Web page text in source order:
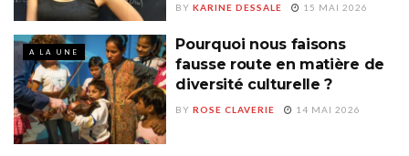
BY KARINE DESSALE 15 MAI 2026
A LA UNE
Pourquoi nous faisons
fausse route en matière de
diversité culturelle ?
BY ROSE CLAVERIE 14 MAI 2026